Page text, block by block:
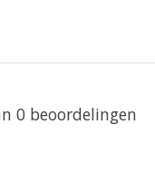
0 beoordelingen